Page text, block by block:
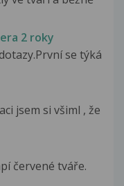
2 roky
se týká
jsem si všiml , že
červené tváře.